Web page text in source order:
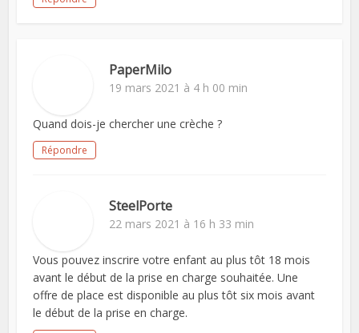
PaperMilo
19 mars 2021 à 4 h 00 min
Quand dois-je chercher une crèche ?
Répondre
SteelPorte
22 mars 2021 à 16 h 33 min
Vous pouvez inscrire votre enfant au plus tôt 18 mois
avant le début de la prise en charge souhaitée. Une
offre de place est disponible au plus tôt six mois avant
le début de la prise en charge.